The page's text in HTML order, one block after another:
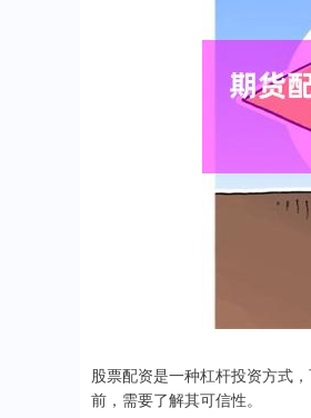
股票配资是一种杠杆投资方式
前，需要了解其可信性。